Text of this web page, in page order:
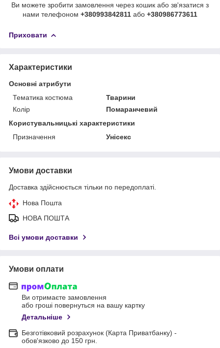
Ви можете зробити замовлення через кошик або зв'язатися з
нами телефоном +380993842811 або +380986773611
Приховати
Характеристики
Основні атрибути
Тематика костюма
Тварини
Колір
Помаранчевий
Користувальницькі характеристики
Призначення
Унісекс
Умови доставки
Доставка здійснюється тільки по передоплаті.
Нова Пошта
НОВА ПОШТА
Всі умови доставки
Умови оплати
Ви отримаєте замовлення
або гроші повернуться на вашу картку
Детальніше
Безготівковий розрахунок (Карта Приватбанку) -
обов'язково до 150 грн.